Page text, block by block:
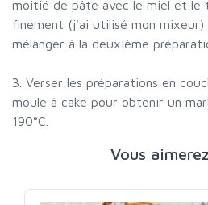
moitié de pâte avec le miel et le
finement (j'ai utilisé mon
mélanger à la deuxième
3. Verser les préparations en
moule à cake pour obtenir un
190°C.
Vous